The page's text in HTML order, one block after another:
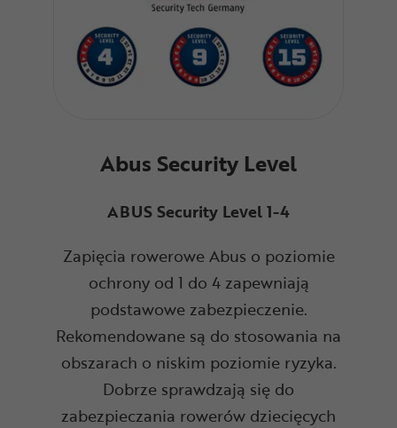
Abus Security Level
ABUS Security Level 1-4
Zapięcia rowerowe Abus o poziomie
ochrony od 1 do 4 zapewniają
podstawowe zabezpieczenie.
Rekomendowane są do stosowania na
obszarach o niskim poziomie ryzyka.
Dobrze sprawdzają się do
zabezpieczania rowerów dziecięcych